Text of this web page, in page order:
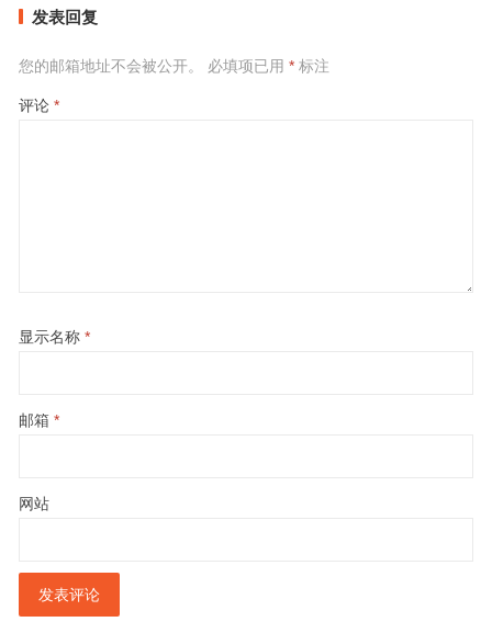
发表回复
您的邮箱地址不会被公开。 必填项已用 *标注
评论 *
显示名称 *
邮箱 *
网站